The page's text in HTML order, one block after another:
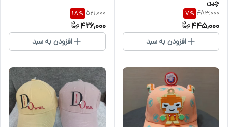
چین
483,000
7%
445,000
افزودن به سبد
521,000
18%
426,000
افزودن به سبد